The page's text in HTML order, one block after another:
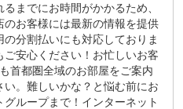
までにお時間がかかるため、
お客様には最新の情報を提供
分割払いにも対応しておりま
安心ください！お忙しいお客
首都圏全域のお部屋をご案内
。難しいかな？と悩む前にお
ループまで！インターネット